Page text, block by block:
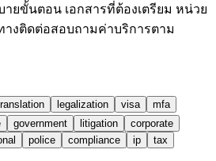
ยขั้นตอน เอกสารที่ต้องเตรียม หน่วย
างติดต่อสอบถามค่าบริการตาม
legalization visa
mfa
government litigation
corporate
police compliance ip tax